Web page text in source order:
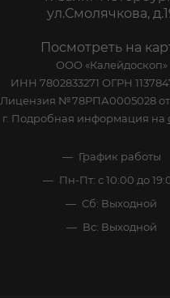
ул.Смолячкова,
Посмотреть на
ООО «Калейдоскоп»
ИНН 7802833271 ОГРН
Лицензия №78РПА0005028 от
г. Подробная информация на
График работы
Пн-Пт: с 10:00 до
Сб: Выходной
Вс: Выходной